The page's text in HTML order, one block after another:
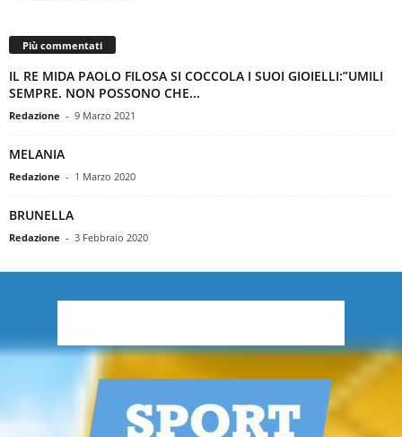
Più commentati
IL RE MIDA PAOLO FILOSA SI COCCOLA I SUOI GIOIELLI:”UMILI
SEMPRE. NON POSSONO CHE...
Redazione - 9 Marzo 2021
MELANIA
Redazione - 1 Marzo 2020
BRUNELLA
Redazione - 3 Febbraio 2020